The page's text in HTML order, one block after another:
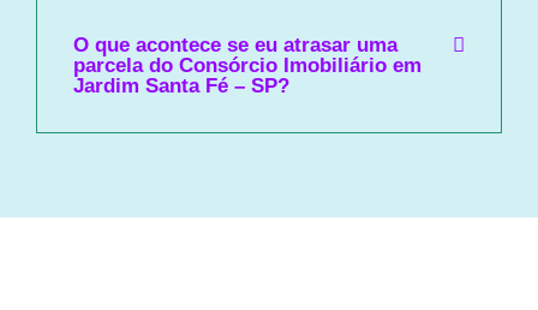
O que acontece se eu atrasar uma
parcela do Consórcio Imobiliário em
Jardim Santa Fé – SP?